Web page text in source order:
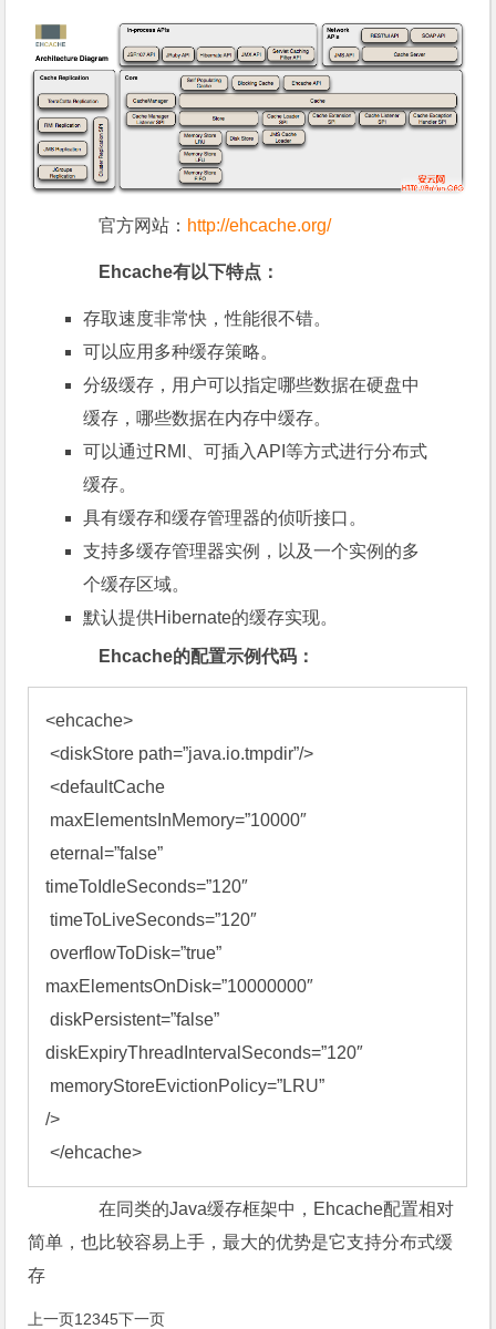
官方网站： http://ehcache.org/
Ehcache有以下特点：
存取速度非常快，性能很不错。
可以应用多种缓存策略。
分级缓存，用户可以指定哪些数据在硬盘中
缓存，哪些数据在内存中缓存。
可以通过RMI、可插入API等方式进行分布式
缓存。
具有缓存和缓存管理器的侦听接口。
支持多缓存管理器实例，以及一个实例的多
个缓存区域。
默认提供Hibernate的缓存实现。
Ehcache的配置示例代码：
<ehcache>
<diskStore path=”java.io.tmpdir”/>
<defaultCache
eternal=”false”
timeToIdleSeconds=”120″
timeToLiveSeconds=”120″
overflowToDisk=”true”
maxElementsOnDisk=”10000000″
diskPersistent=”false”
diskExpiryThreadIntervalSeconds=”120″
/>
</ehcache>
在同类的Java缓存框架中，Ehcache配置相对
简单，也比较容易上手，最大的优势是它支持分布式缓
存
上一页1 2345下一页